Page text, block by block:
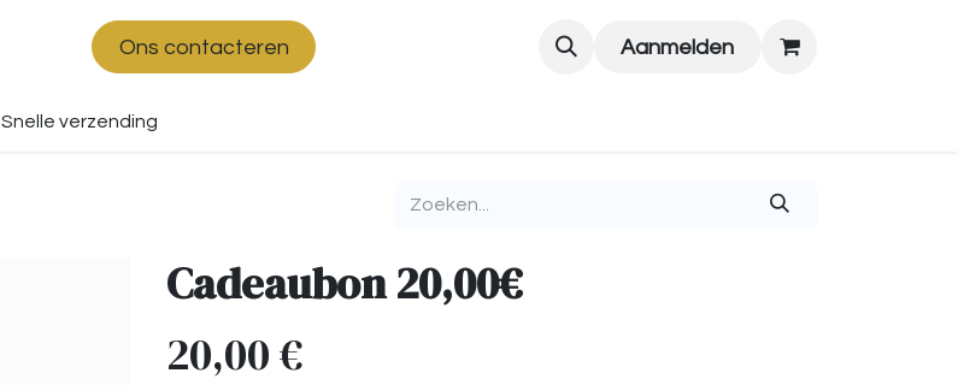
Ons contacteren Aanmelden
Snelle verzending
Cadeaubon 20,00€
20,00€